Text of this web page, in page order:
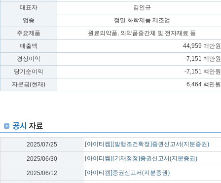
대표자
김인규
업종
정밀 화학제품 제조업
주요제품
원료의약품, 의약품중간체 및 전자재료 등
매출액
44,959 백만
경상이익
-7,151 백만
당기순이익
-7,151 백만
자본금(현재)
6,464 백만
2025/07/25 [아이티켐][발행조건확정]증권신고서(지분증권)
2025/06/30 [아이티켐][기재정정]증권신고서(지분증권)
2025/06/12 [아이티켐]증권신고서(지분증권)